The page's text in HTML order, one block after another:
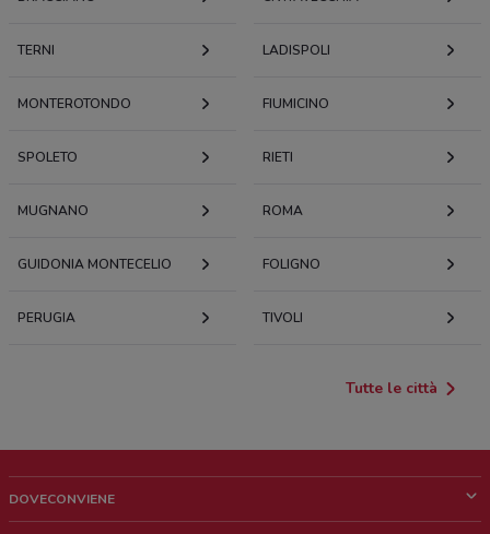
TERNI LADISPOLI
MONTEROTONDO FIUMICINO
SPOLETO RIETI
MUGNANO ROMA
GUIDONIA MONTECELIO FOLIGNO
PERUGIA TIVOLI
Tutte le città
DOVECONVIENE